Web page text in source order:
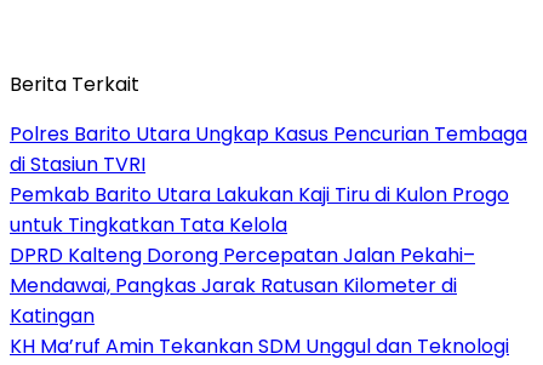
Berita Terkait
Polres Barito Utara Ungkap Kasus Pencurian Tembaga
di Stasiun TVRI
Pemkab Barito Utara Lakukan Kaji Tiru di Kulon Progo
untuk Tingkatkan Tata Kelola
DPRD Kalteng Dorong Percepatan Jalan Pekahi–
Mendawai, Pangkas Jarak Ratusan Kilometer di
Katingan
KH Ma’ruf Amin Tekankan SDM Unggul dan Teknologi